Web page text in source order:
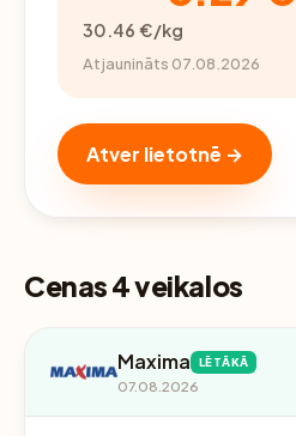
30.46 €/kg
Atjaunināts 07.08.2026
Atver lietotnē →
Cenas 4 veikalos
Maxima LĒTĀKĀ
07.08.2026